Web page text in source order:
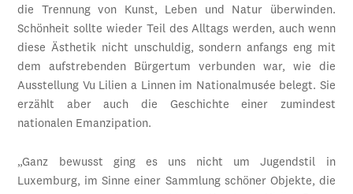
die Trennung von Kunst, Leben und Natur überwinden.
Schönheit sollte wieder Teil des Alltags werden, auch wenn
diese Ästhetik nicht unschuldig, sondern anfangs eng mit
dem aufstrebenden Bürgertum verbunden war, wie die
Ausstellung Vu Lilien a Linnen im Nationalmusée belegt. Sie
erzählt aber auch die Geschichte einer zumindest
nationalen Emanzipation.
„Ganz bewusst ging es uns nicht um Jugendstil in
Luxemburg, im Sinne einer Sammlung schöner Objekte, die